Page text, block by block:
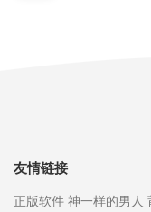
友情链接
正版软件 神一样的男人